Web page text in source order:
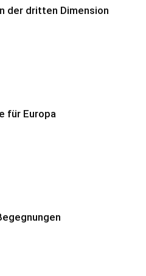
der dritten Dimension
für Europa